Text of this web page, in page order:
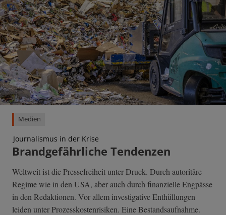
Medien
Journalismus in der Krise
Brandgefährliche Tendenzen
Weltweit ist die Pressefreiheit unter Druck. Durch autoritäre
Regime wie in den USA, aber auch durch finanzielle Engpässe
in den Redaktionen. Vor allem investigative Enthüllungen
leiden unter Prozesskostenrisiken. Eine Bestandsaufnahme.